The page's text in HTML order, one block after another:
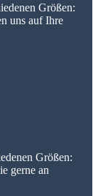
Größen:
uns auf Ihre
Größen:
gerne an